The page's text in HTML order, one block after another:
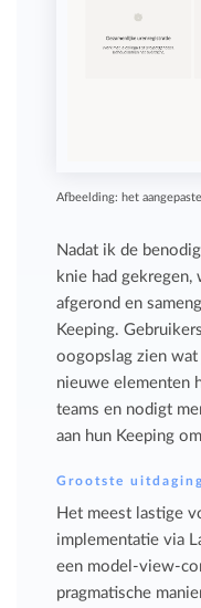
Afbeelding: het
Nadat ik de
knie had gekregen,
afgerond en
Keeping.
oogopslag zien
nieuwe elementen
teams en nodigt
aan hun Keeping
Grootste uitdaging
Het meest lastige
implementatie via
een model-view-
pragmatische